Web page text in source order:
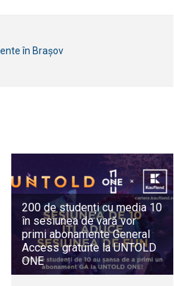
în Brașov
200 de studenți cu media 10
în sesiunea de vară vor
primi abonamente General
Access gratuite la UNTOLD
ONE